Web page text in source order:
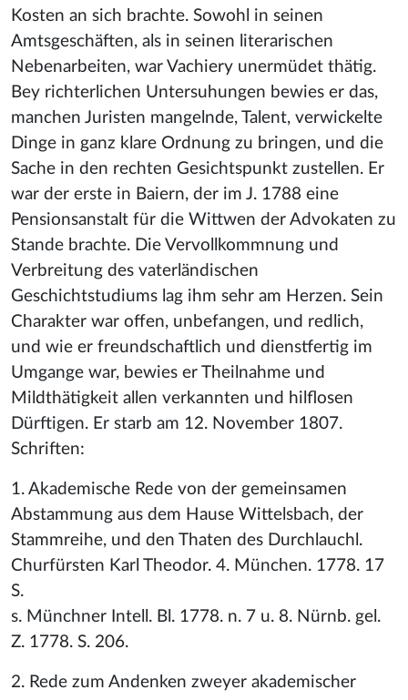
Kosten an sich brachte. Sowohl in seinen
Amtsgeschäften, als in seinen literarischen
Nebenarbeiten, war Vachiery unermüdet thätig.
Bey richterlichen Untersuhungen bewies er das,
manchen Juristen mangelnde, Talent, verwickelte
Dinge in ganz klare Ordnung zu bringen, und die
Sache in den rechten Gesichtspunkt zustellen. Er
war der erste in Baiern, der im J. 1788 eine
Pensionsanstalt für die Wittwen der Advokaten zu
Stande brachte. Die Vervollkommnung und
Verbreitung des vaterländischen
Geschichtstudiums lag ihm sehr am Herzen. Sein
Charakter war offen, unbefangen, und redlich,
und wie er freundschaftlich und dienstfertig im
Umgange war, bewies er Theilnahme und
Mildthätigkeit allen verkannten und hilflosen
Dürftigen. Er starb am 12. November 1807.
Schriften:
1. Akademische Rede von der gemeinsamen
Abstammung aus dem Hause Wittelsbach, der
Stammreihe, und den Thaten des Durchlauchl.
Churfürsten Karl Theodor. 4. München. 1778. 17
S.
s. Münchner Intell. Bl. 1778. n. 7 u. 8. Nürnb. gel.
Z. 1778. S. 206.
2. Rede zum Andenken zweyer akademischer